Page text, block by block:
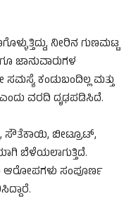
ನೀರಿನ ಗುಣಮಟ್ಟ
ಜಾನುವಾರುಗಳ
ಕಂಡುಬಂದಿಲ್ಲ ಮತ್ತು
ವರದಿ ದೃಢಪಡಿಸಿದೆ.
ಸೌತೆಕಾಯಿ, ಬೀಟ್ರೂಟ್,
ಬೆಳೆಯಲಾಗುತ್ತಿದೆ.
ಆರೋಪಗಳು ಸಂಪೂರ್ಣ